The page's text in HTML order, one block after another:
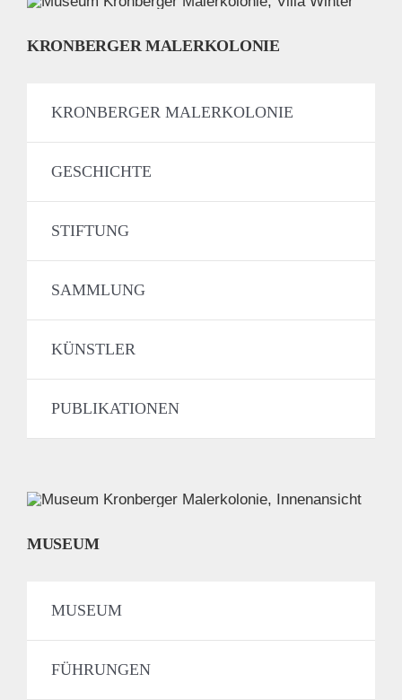
KRONBERGER MALERKOLONIE
KRONBERGER MALERKOLONIE
GESCHICHTE
STIFTUNG
SAMMLUNG
KÜNSTLER
PUBLIKATIONEN
MUSEUM
MUSEUM
FÜHRUNGEN